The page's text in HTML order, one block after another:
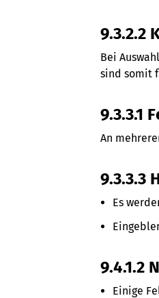
9.3.2.2
Bei
sind somit
9.3.3.1
An
9.3.3.3
Es
9.4.1.2
Einige